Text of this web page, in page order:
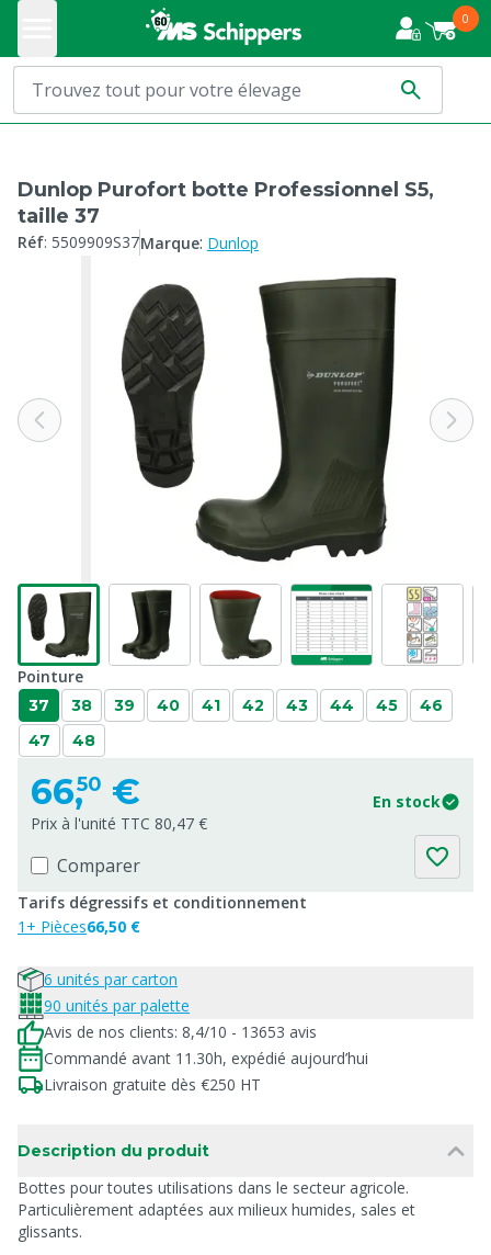
0
Dunlop Purofort botte Professionnel S5,
taille 37
Réf: 5509909S37Marque: Dunlop
Pointure
37 38 39 40 41 42 43 44 45
46
47
48
66,50 €
En stock
Prix à l'unité TTC 80,47 €
Comparer
Tarifs dégressifs et conditionnement
1+ Pièces66,50 €
6 unités par carton
90 unités par palette
Avis de nos clients: 8,4/10 - 13653 avis
Commandé avant 11.30h, expédié aujourd’hui
Livraison gratuite dès €250 HT
Description du produit
Bottes pour toutes utilisations dans le secteur agricole.
Particulièrement adaptées aux milieux humides, sales et
glissants.